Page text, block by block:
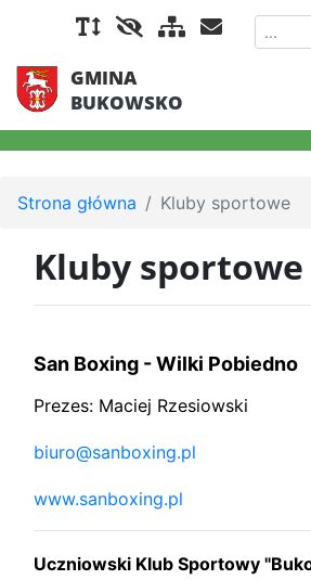
GMINA
BUKOWSKO
Strona główna Kluby sportowe
Kluby sportowe
San Boxing - Wilki Pobiedno
Prezes: Maciej Rzesiowski
biuro@sanboxing.pl
www.sanboxing.pl
Uczniowski Klub Sportowy